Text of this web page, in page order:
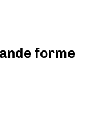
forme